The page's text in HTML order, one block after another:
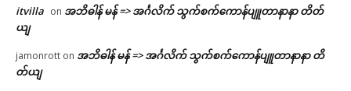
itvilla on အဘိဓါန် မန် => အၚ်္ဂလိက် သွက်စက်ကောန်ပျူတာနာနာ တိတ်
ယျ
jamonrott on အဘိဓါန် မန် => အၚ်္ဂလိက် သွက်စက်ကောန်ပျူတာနာနာ တိ
တ်ယျ